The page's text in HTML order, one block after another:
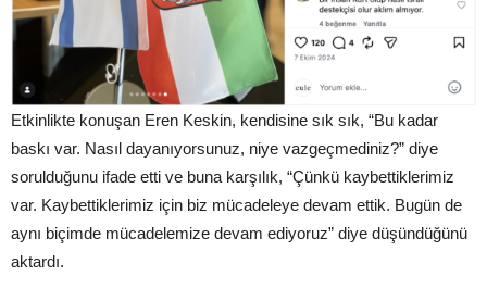
Etkinlikte konuşan Eren Keskin, kendisine sık sık, “Bu kadar
baskı var. Nasıl dayanıyorsunuz, niye vazgeçmediniz?” diye
sorulduğunu ifade etti ve buna karşılık, “Çünkü kaybettiklerimiz
var. Kaybettiklerimiz için biz mücadeleye devam ettik. Bugün de
aynı biçimde mücadelemize devam ediyoruz” diye düşündüğünü
aktardı.